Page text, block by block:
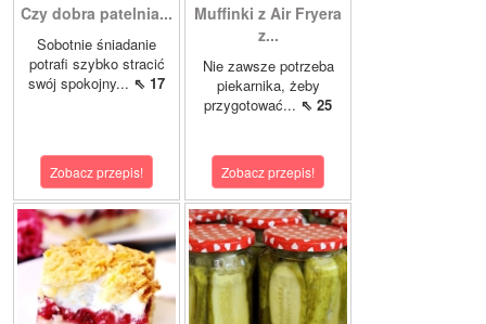
Czy dobra patelnia...
Sobotnie śniadanie
potrafi szybko stracić
swój spokojny... ⇖ 17
Zobacz przepis!
Muffinki z Air Fryera
z...
Nie zawsze potrzeba
piekarnika, żeby
przygotować... ⇖ 25
Zobacz przepis!